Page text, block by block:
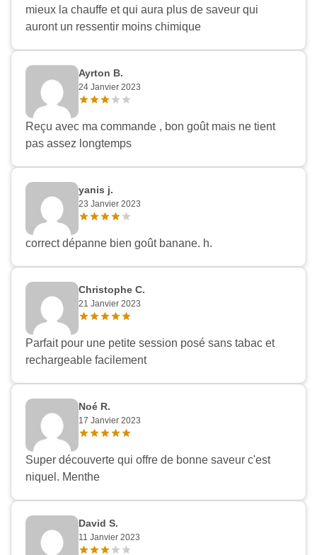
mieux la chauffe et qui aura plus de saveur qui
auront un ressentir moins chimique
Ayrton B.
24 Janvier 2023
Reçu avec ma commande , bon goût mais ne tient
pas assez longtemps
yanis j.
23 Janvier 2023
correct dépanne bien goût banane. h.
Christophe C.
21 Janvier 2023
Parfait pour une petite session posé sans tabac et
rechargeable facilement
Noé R.
17 Janvier 2023
Super découverte qui offre de bonne saveur c'est
niquel. Menthe
David S.
11 Janvier 2023
Appliquer les filtres